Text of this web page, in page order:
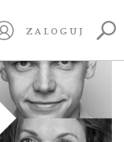
ZALOGUJ